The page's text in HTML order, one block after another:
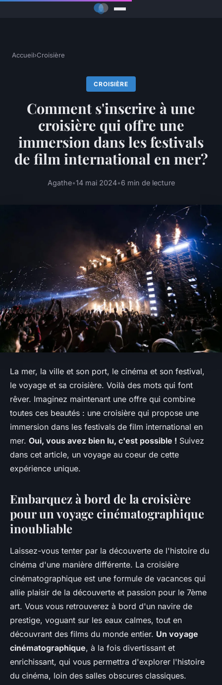
Accueil›Croisière
CROISIÈRE
Comment s'inscrire à une
croisière qui offre une
immersion dans les festivals
de film international en mer?
Agathe•14 mai 2024•6 min de lecture
La mer, la ville et son port, le cinéma et son festival,
le voyage et sa croisière. Voilà des mots qui font
rêver. Imaginez maintenant une offre qui combine
toutes ces beautés : une croisière qui propose une
immersion dans les festivals de film international en
mer. Oui, vous avez bien lu, c'est possible ! Suivez
dans cet article, un voyage au coeur de cette
expérience unique.
Embarquez à bord de la croisière
pour un voyage cinématographique
inoubliable
Laissez-vous tenter par la découverte de l'histoire du
cinéma d'une manière différente. La croisière
cinématographique est une formule de vacances qui
allie plaisir de la découverte et passion pour le 7ème
art. Vous vous retrouverez à bord d'un navire de
prestige, voguant sur les eaux calmes, tout en
découvrant des films du monde entier. Un voyage
cinématographique, à la fois divertissant et
enrichissant, qui vous permettra d'explorer l'histoire
du cinéma, loin des salles obscures classiques.